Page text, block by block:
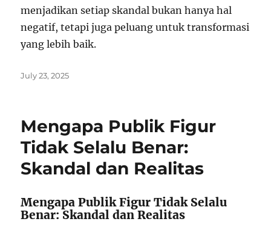
menjadikan setiap skandal bukan hanya hal
negatif, tetapi juga peluang untuk transformasi
yang lebih baik.
Posted
July 23, 2025
Mengapa Publik Figur
Tidak Selalu Benar:
Skandal dan Realitas
Mengapa Publik Figur Tidak Selalu
Benar: Skandal dan Realitas